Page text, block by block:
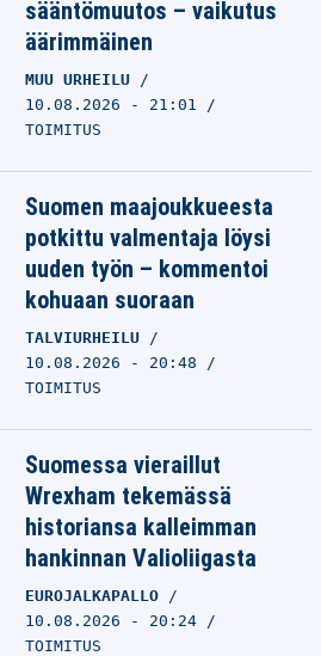
sääntömuutos – vaikutus
äärimmäinen
MUU URHEILU
10.08.2026 - 21:01
TOIMITUS
Suomen maajoukkueesta
potkittu valmentaja löysi
uuden työn – kommentoi
kohuaan suoraan
TALVIURHEILU
10.08.2026 - 20:48
TOIMITUS
Suomessa vieraillut
Wrexham tekemässä
historiansa kalleimman
hankinnan Valioliigasta
EUROJALKAPALLO
10.08.2026 - 20:24
TOIMITUS